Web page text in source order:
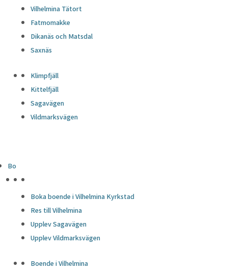
Vilhelmina Tätort
Fatmomakke
Dikanäs och Matsdal
Saxnäs
Klimpfjäll
Kittelfjäll
Sagavägen
Vildmarksvägen
Bo
Boka boende i Vilhelmina Kyrkstad
Res till Vilhelmina
Upplev Sagavägen
Upplev Vildmarksvägen
Boende i Vilhelmina